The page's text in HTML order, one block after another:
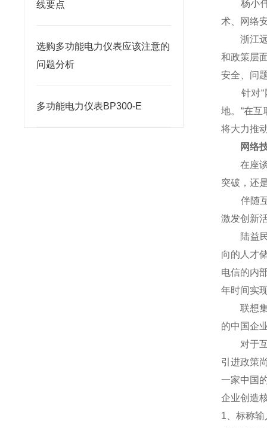
线要点
选购多功能电力仪表应该注意的
问题分析
多功能电力仪表BP300-E
杨小伟
术、网络
浙江远
和政策层
安全、问
针对“网
地。“在
将大力推
网络技
在座谈
突破，还
伴随互
激发创新
陆益民
向的人才
电信的内
年时间实
联想集
的中国企
对于互
引进政策
一家中国
企业创造
1 、标称